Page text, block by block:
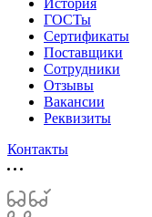
История
ГОСТы
Сертификаты
Поставщики
Сотрудники
Отзывы
Вакансии
Реквизиты
Контакты